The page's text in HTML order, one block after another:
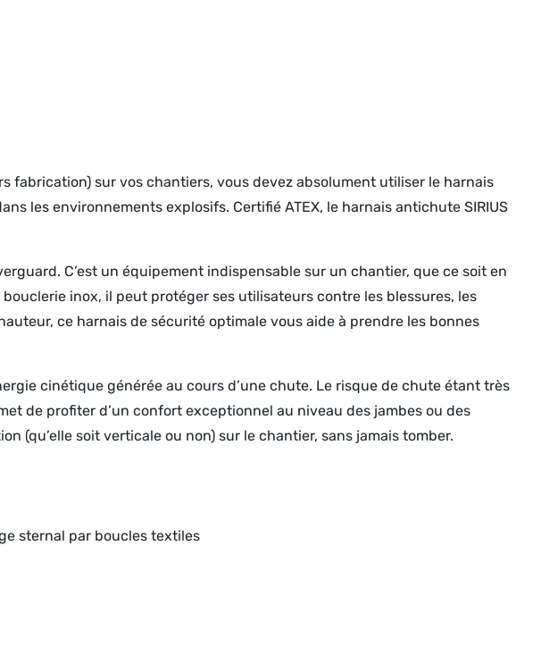
fabrication) sur vos chantiers, vous devez absolument utiliser le harnais
les environnements explosifs. Certifié ATEX, le harnais antichute SIRIUS
C’est un équipement indispensable sur un chantier, que ce soit en
inox, il peut protéger ses utilisateurs contre les blessures, les
ce harnais de sécurité optimale vous aide à prendre les bonnes
cinétique générée au cours d’une chute. Le risque de chute étant très
de profiter d’un confort exceptionnel au niveau des jambes ou des
(qu’elle soit verticale ou non) sur le chantier, sans jamais tomber.
sternal par boucles textiles